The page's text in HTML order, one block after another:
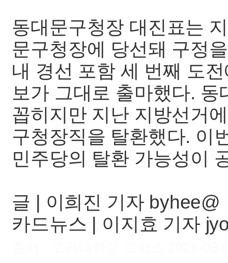
동대문구청장 대진표는
문구청장에 당선돼 구정
내 경선 포함 세 번째 도
보가 그대로 출마했다.
꼽히지만 지난 지방선거
구청장직을 탈환했다. 이
민주당의 탈환 가능성이
글 | 이희진 기자 byhee@
카드뉴스 | 이지효 기자